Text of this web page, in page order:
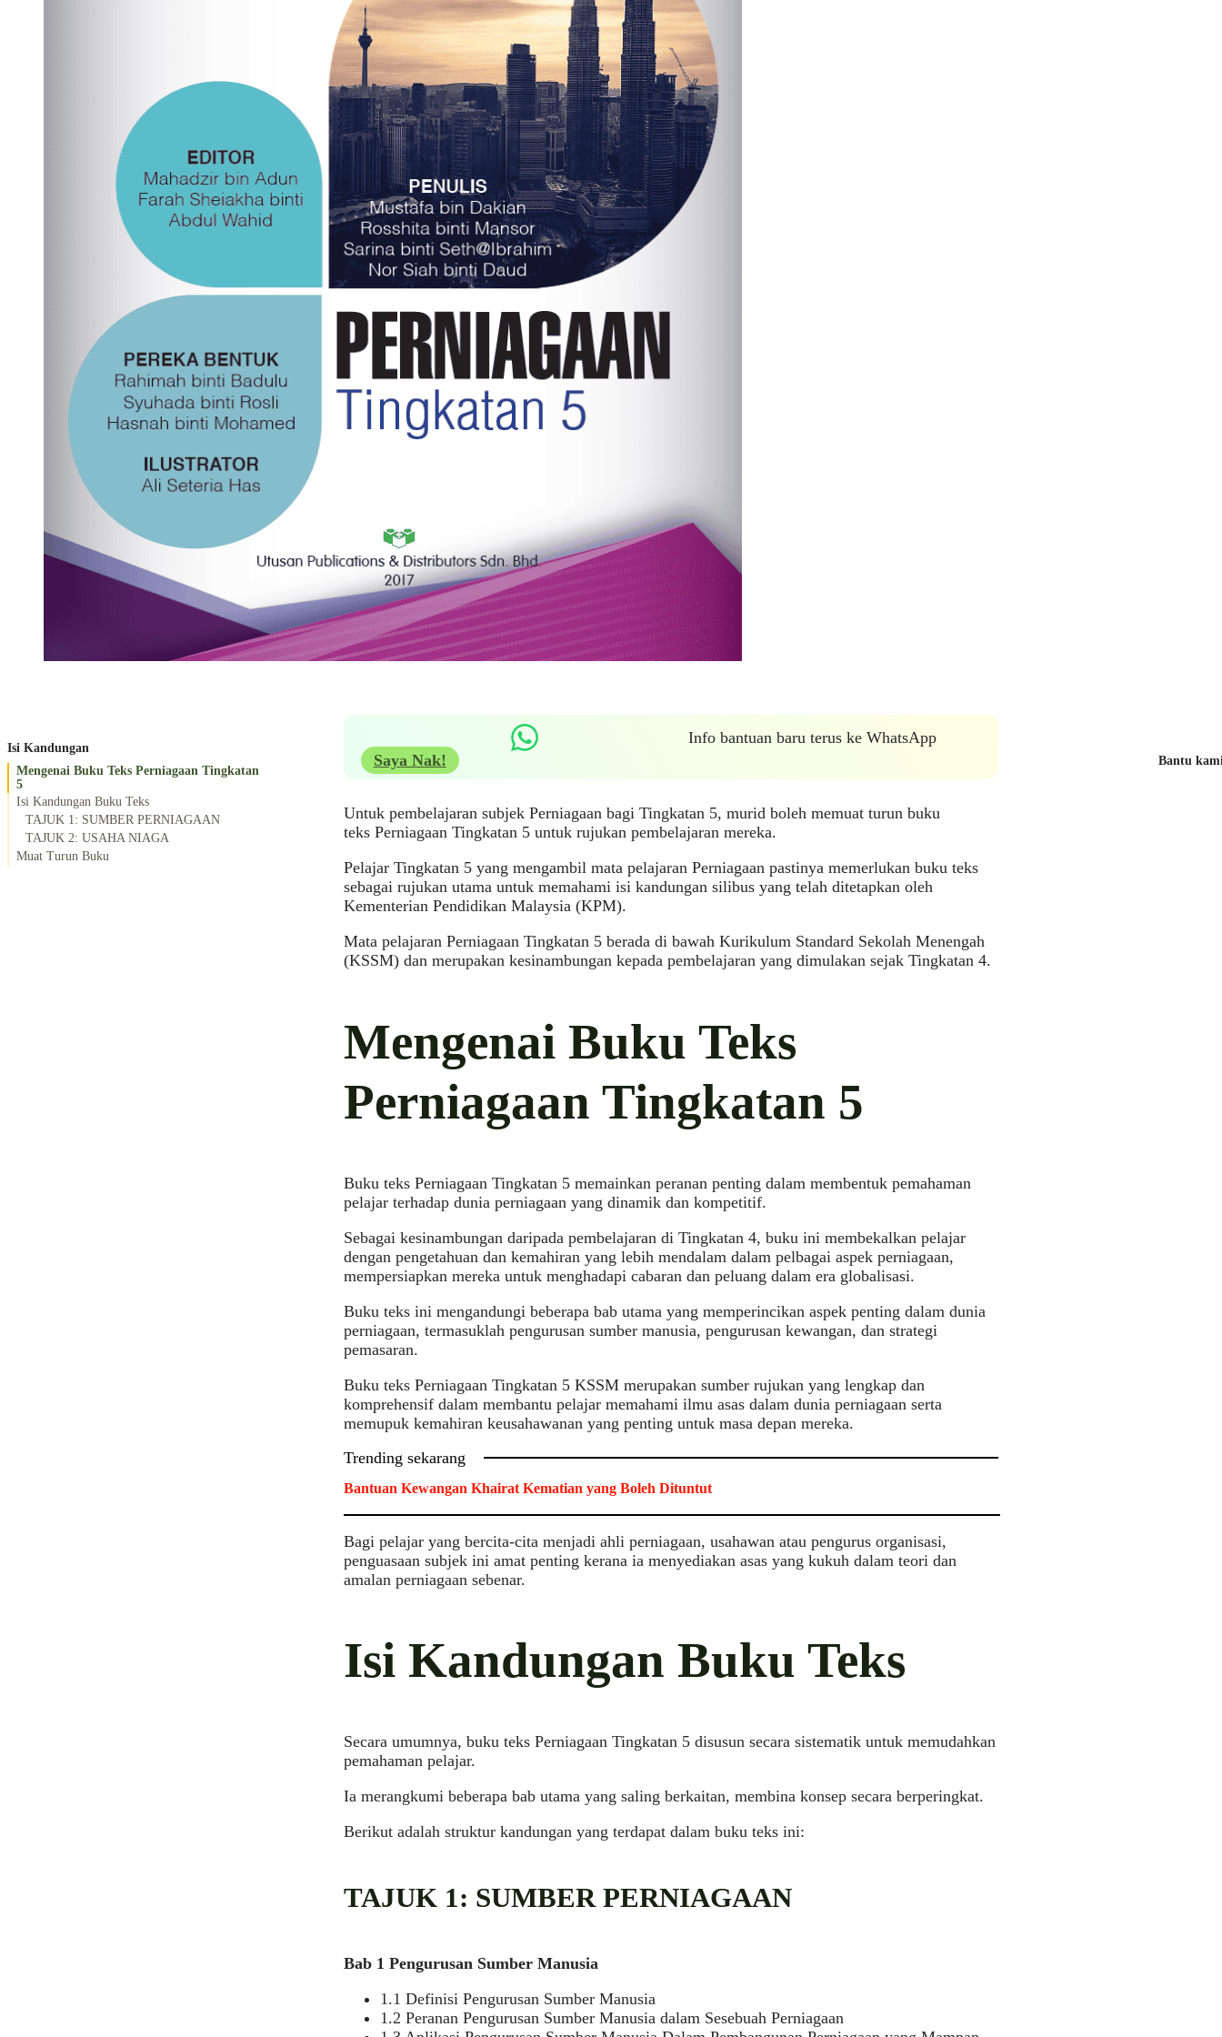
Isi Kandungan
Mengenai Buku Teks Perniagaan Tingkatan
5
Isi Kandungan Buku Teks
TAJUK 1: SUMBER PERNIAGAAN
TAJUK 2: USAHA NIAGA
Muat Turun Buku
Info bantuan baru terus ke WhatsApp
Saya Nak!
Untuk pembelajaran subjek Perniagaan bagi Tingkatan 5, murid boleh memuat turun buku
teks Perniagaan Tingkatan 5 untuk rujukan pembelajaran mereka.
Pelajar Tingkatan 5 yang mengambil mata pelajaran Perniagaan pastinya memerlukan buku teks
sebagai rujukan utama untuk memahami isi kandungan silibus yang telah ditetapkan oleh
Kementerian Pendidikan Malaysia (KPM).
Mata pelajaran Perniagaan Tingkatan 5 berada di bawah Kurikulum Standard Sekolah Menengah
(KSSM) dan merupakan kesinambungan kepada pembelajaran yang dimulakan sejak Tingkatan 4.
Mengenai Buku Teks
Perniagaan Tingkatan 5
Buku teks Perniagaan Tingkatan 5 memainkan peranan penting dalam membentuk pemahaman
pelajar terhadap dunia perniagaan yang dinamik dan kompetitif.
Sebagai kesinambungan daripada pembelajaran di Tingkatan 4, buku ini membekalkan pelajar
dengan pengetahuan dan kemahiran yang lebih mendalam dalam pelbagai aspek perniagaan,
mempersiapkan mereka untuk menghadapi cabaran dan peluang dalam era globalisasi.
Buku teks ini mengandungi beberapa bab utama yang memperincikan aspek penting dalam dunia
perniagaan, termasuklah pengurusan sumber manusia, pengurusan kewangan, dan strategi
pemasaran.
Buku teks Perniagaan Tingkatan 5 KSSM merupakan sumber rujukan yang lengkap dan
komprehensif dalam membantu pelajar memahami ilmu asas dalam dunia perniagaan serta
memupuk kemahiran keusahawanan yang penting untuk masa depan mereka.
Trending sekarang
Bantuan Kewangan Khairat Kematian yang Boleh Dituntut
Bagi pelajar yang bercita-cita menjadi ahli perniagaan, usahawan atau pengurus organisasi,
penguasaan subjek ini amat penting kerana ia menyediakan asas yang kukuh dalam teori dan
amalan perniagaan sebenar.
Isi Kandungan Buku Teks
Secara umumnya, buku teks Perniagaan Tingkatan 5 disusun secara sistematik untuk memudahkan
pemahaman pelajar.
Ia merangkumi beberapa bab utama yang saling berkaitan, membina konsep secara berperingkat.
Berikut adalah struktur kandungan yang terdapat dalam buku teks ini:
TAJUK 1: SUMBER PERNIAGAAN
Bab 1 Pengurusan Sumber Manusia
1.1 Definisi Pengurusan Sumber Manusia
1.2 Peranan Pengurusan Sumber Manusia dalam Sesebuah Perniagaan
Bantu